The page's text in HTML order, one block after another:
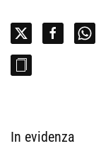
In evidenza